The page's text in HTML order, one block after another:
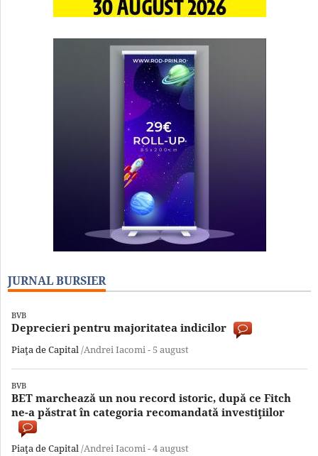
JURNAL BURSIER
BVB
Deprecieri pentru majoritatea indicilor
Piaţa de Capital/Andrei Iacomi - 5 august
BVB
BET marchează un nou record istoric, după ce Fitch
ne-a păstrat în categoria recomandată investiţiilor
Piaţa de Capital/Andrei Iacomi -4 august